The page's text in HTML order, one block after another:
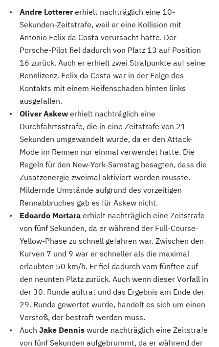
Andre Lotterererhielt nachträglich eine 10-
Sekunden-Zeitstrafe, weil er eine Kollision mit
Antonio Felix da Costa verursacht hatte. Der
Porsche-Pilot fiel dadurch von Platz 13 auf Position
16 zurück. Auch er erhielt zwei Strafpunkte auf seine
Rennlizenz. Felix da Costa war in der Folge des
Kontakts mit einem Reifenschaden hinten links
ausgefallen.
Oliver Askew erhielt nachträglich eine
Durchfahrtsstrafe, die in eine Zeitstrafe von 21
Sekunden umgewandelt wurde, da er den Attack-
Mode im Rennen nur einmal verwendet hatte. Die
Regeln für den New-York-Samstag besagten, dass die
Zusatzenergie zweimal aktiviert werden musste.
Mildernde Umstände aufgrund des vorzeitigen
Rennabbruches gab es für Askew nicht.
Edoardo Mortara erhielt nachträglich eine Zeitstrafe
von fünf Sekunden, da er während der Full-Course-
Yellow-Phase zu schnell gefahren war. Zwischen den
Kurven 7 und 9 war er schneller als die maximal
erlaubten 50 km/h. Er fiel dadurch vom fünften auf
den neunten Platz zurück. Auch wenn dieser Vorfall in
der 30. Runde auftrat und das Ergebnis am Ende der
29. Runde gewertet wurde, handelt es sich um einen
Verstoß, der bestraft werden muss.
Auch Jake Dennis wurde nachträglich eine Zeitstrafe
von fünf Sekunden aufgebrummt, da er während der